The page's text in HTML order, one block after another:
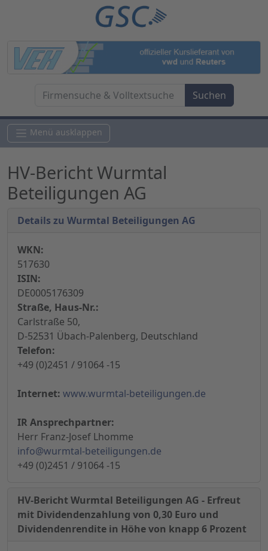
Menü ausklappen
HV-Bericht Wurmtal
Beteiligungen AG
Details zu Wurmtal Beteiligungen AG
WKN:
517630
ISIN:
DE0005176309
Straße, Haus-Nr.:
Carlstraße 50,
D-52531 Übach-Palenberg, Deutschland
Telefon:
+49 (0)2451 / 91064 -15
Internet: www.wurmtal-beteiligungen.de
IR Ansprechpartner:
Herr Franz-Josef Lhomme
info@wurmtal-beteiligungen.de
+49 (0)2451 / 91064 -15
HV-Bericht Wurmtal Beteiligungen AG - Erfreut
mit Dividendenzahlung von 0,30 Euro und
Dividendenrendite in Höhe von knapp 6 Prozent